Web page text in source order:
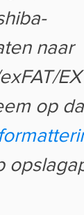
naar
op